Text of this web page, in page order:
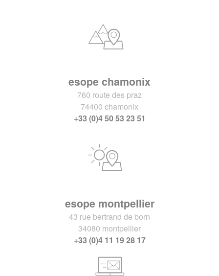
esope chamonix
760 route des praz
74400 chamonix
+33 (0)4 50 53 23 51
esope montpellier
43 rue bertrand de born
34080 montpellier
+33 (0)4 11 19 28 17